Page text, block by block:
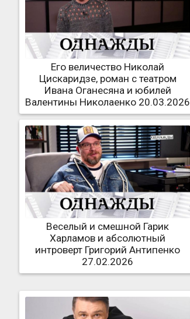
Его величество Николай
Цискаридзе, роман с театром
Ивана Оганесяна и юбилей
Валентины Николаенко 20.03.2026
Веселый и смешной Гарик
Харламов и абсолютный
интроверт Григорий Антипенко
27.02.2026